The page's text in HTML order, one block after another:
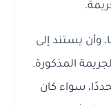
وأن يستند إلى
المذكورة.
سواء كان